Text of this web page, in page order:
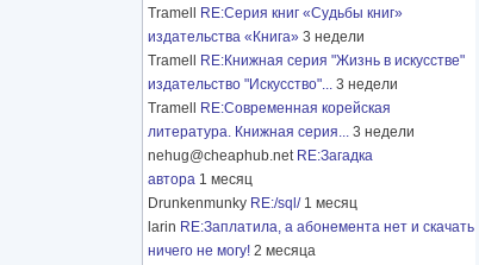
Tramell
RE:Серия книг «Судьбы книг»
издательства «Книга» 3 недели
Tramell
RE:Книжная серия "Жизнь в искусстве"
издательство "Искусство"... 3 недели
Tramell
RE:Современная корейская
литература. Книжная серия... 3 недели
nehug@cheaphub.net RE:Загадка
автора 1 месяц
Drunkenmunky RE:/sql/ 1 месяц
larin RE:Заплатила, а абонемента нет и скачать
ничего не могу! 2 месяца